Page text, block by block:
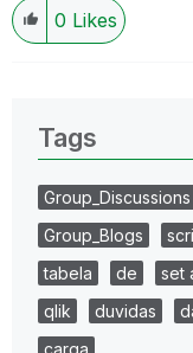
0 Likes
Tags
Group_Discussions
Group_Blogs
tabela
de set
qlik
duvidas
carga